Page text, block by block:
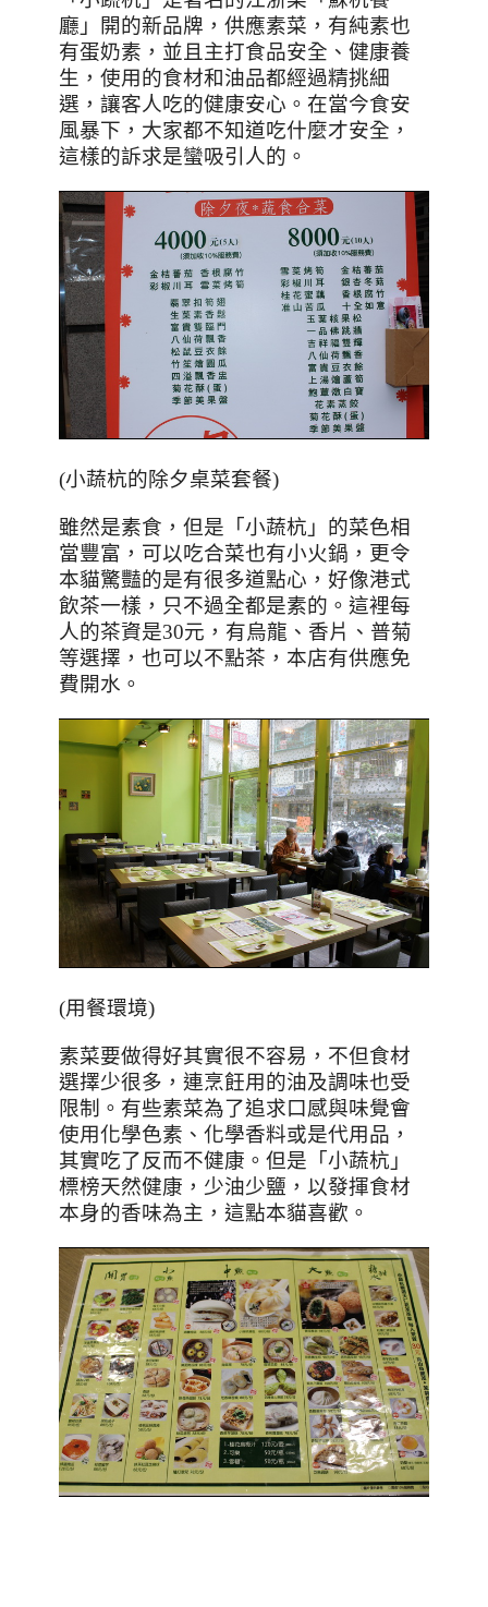
廳」開的新品牌，供應素菜，有純素也
有蛋奶素，並且主打食品安全、健康養
生 ，使用的食材和油品都經過精挑細
選，讓客人吃的健康安心。在當今食安
風暴下，大家都不知道吃什麼才安全，
這樣的訴求是蠻吸引人的。
(小蔬杭的除夕桌菜套餐)
雖然是素食，但是「小蔬杭」的菜色相
當豐富，可以吃合菜也有小火鍋，更令
本貓驚豔的是有很多道點心，好像港式
飲茶一樣，只不過全都是素的。 這裡每
人的茶資是30元，有烏龍、香片、普菊
等選擇，也可以不點茶，本店有供應免
費開水。
(用餐環境)
素菜要做得好其實很不容易，不但食材
選擇少很多，連烹飪用的油及調味也受
限制。有些素菜為了追求口感與味覺會
使用化學色素、化學香料或是代用品，
其實吃了反而不健康。但是「小蔬杭」
標榜天然健康，少油少鹽，以發揮食材
本身的香味為主，這點本貓喜歡。